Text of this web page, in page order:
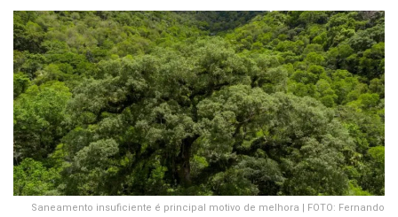
Saneamento insuficiente é principal motivo de melhora | FOTO: Fernando